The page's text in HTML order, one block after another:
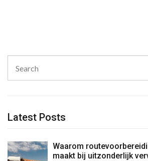
for:
Latest Posts
Waarom
maakt bij uitzonderlijk